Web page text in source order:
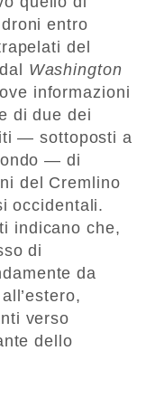
entro
del
Washington
informazioni
di due dei
— sottoposti a
— di
del Cremlino
occidentali.
indicano che,
di
da
verso
dello